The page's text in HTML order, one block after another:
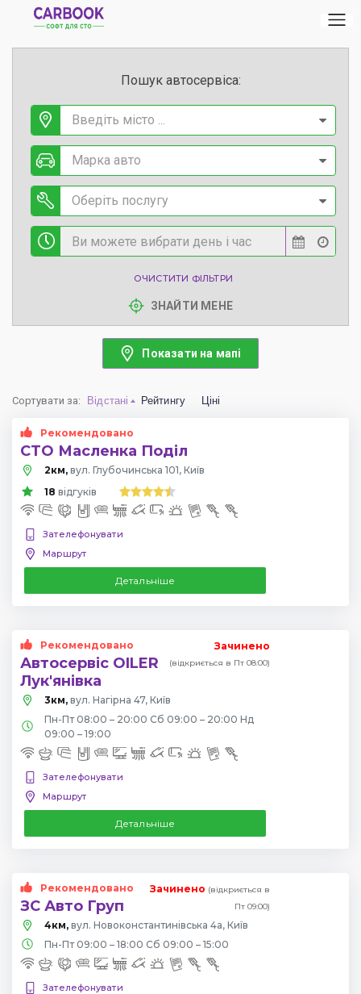
Пошук автосервіса:
Введіть місто ...
Марка авто
Оберіть послугу
ОЧИСТИТИ ФІЛЬТРИ
ЗНАЙТИ МЕНЕ
Показати на мапі
Сортувати за: Відстані Рейтингу Ціні
Рекомендовано
СТО Масленка Поділ
2км, вул. Глубочинська 101, Київ
18 відгуків
Зателефонувати
Маршрут
Детальніше
Рекомендовано
Автосервіс OILER
Лук'янівка
Зачинено
(відкриється в Пт 08:00)
3км, вул. Нагірна 47, Київ
Пн-Пт 08:00 – 20:00 Сб 09:00 – 20:00 Нд
09:00 – 19:00
Зателефонувати
Маршрут
Детальніше
Рекомендовано
ЗС Авто Груп
Зачинено (відкриється в
Пт 09:00)
4км, вул. Новоконстантинівська 4а, Київ
Пн-Пт 09:00 – 18:00 Сб 09:00 – 15:00
Зателефонувати